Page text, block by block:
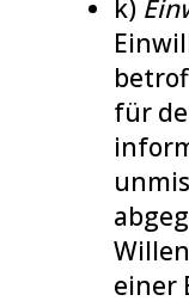
k)
für
einer